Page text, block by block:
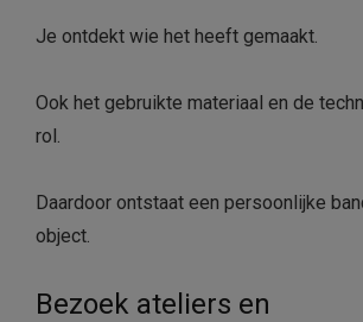
Je ontdekt wie het heeft gemaakt.
Ook het gebruikte materiaal en de
rol.
Daardoor ontstaat een persoonlijke
object.
Bezoek ateliers en